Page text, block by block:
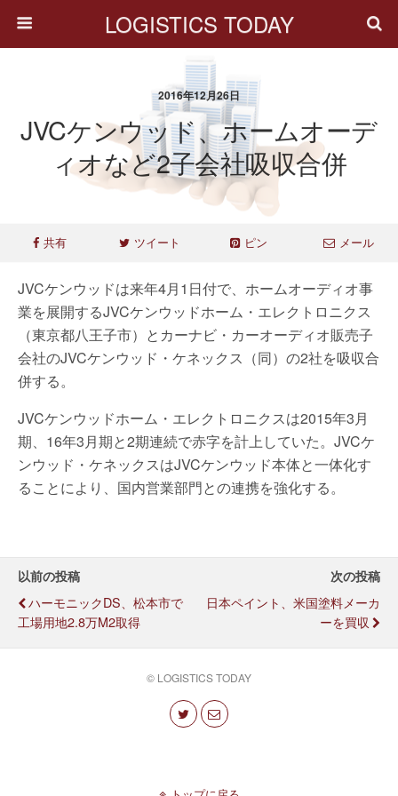
LOGISTICS TODAY
2016年12月26日
JVCケンウッド、ホームオーデ
ィオなど2子会社吸収合併
共有 ツイート ピン メール
JVCケンウッドは来年4月1日付で、ホームオーディオ事
業を展開するJVCケンウッドホーム・エレクトロニクス
（東京都八王子市）とカーナビ・カーオーディオ販売子
会社のJVCケンウッド・ケネックス（同）の2社を吸収合
併する。
JVCケンウッドホーム・エレクトロニクスは2015年3月
期、16年3月期と2期連続で赤字を計上していた。JVCケ
ンウッド・ケネックスはJVCケンウッド本体と一体化す
ることにより、国内営業部門との連携を強化する。
以前の投稿
ハーモニックDS、松本市で
工場用地2.8万m2取得
次の投稿
日本ペイント、米国塗料メーカ
ーを買収
© LOGISTICS TODAY